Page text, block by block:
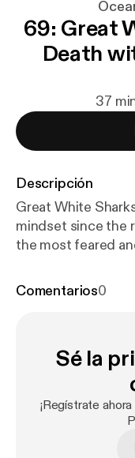
69: Great
Death
37
Descripción
Great White
mindset since the
the most feared
Great White Shark
Mortality rates?
Sharks? Why are
Comentarios0
Sé la
¡Regístrate